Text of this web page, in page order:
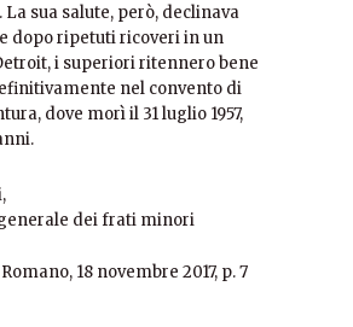
La sua salute, però, declinava
dopo ripetuti ricoveri in un
i superiori ritennero bene
nel convento di
dove morì il 31 luglio 1957,
dei frati minori
18 novembre 2017, p. 7